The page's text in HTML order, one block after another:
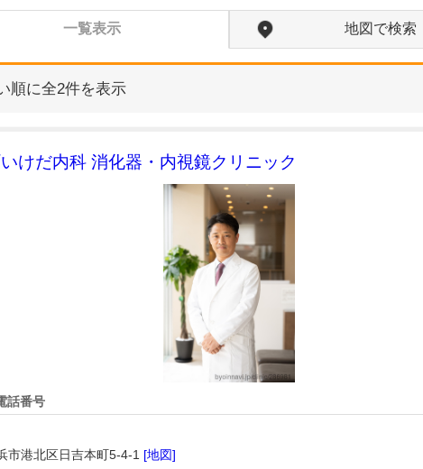
一覧表示 地図で検索
順に全2件を表示
けだ内科 消化器・内視鏡クリニック
話番号
市港北区日吉本町5-4-1 [地図]
は、どのようなもので
当院には、基幹病院で
富な臨床経験を積んで
に基づき、現時点で最も